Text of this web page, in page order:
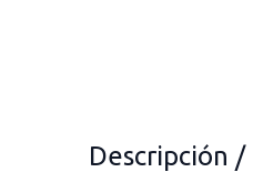
Descripción /